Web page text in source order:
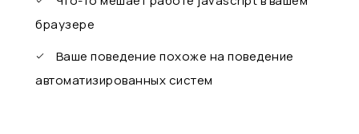
браузере
Ваше поведение похоже на поведение
автоматизированных систем